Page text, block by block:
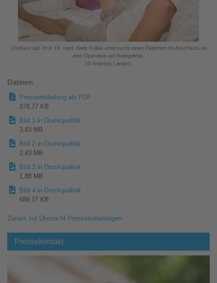
Chefarzt apl. Prof. Dr. med. Niels Follak untersucht einen Patienten im Anschluss an
eine Operation am Kniegelenk.
(© Andreas Lander)
Dateien
Pressemitteilung als PDF
378,77 KB
Bild 1 in Druckqualität
3,83 MB
Bild 2 in Druckqualität
2,43 MB
Bild 3 in Druckqualität
1,88 MB
Bild 4 in Druckqualität
689,17 KB
Zurück zur Übersicht Pressemitteilungen
Pressekontakt